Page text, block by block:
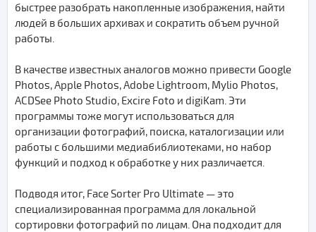
быстрее разобрать накопленные изображения, найти
людей в больших архивах и сократить объем ручной
работы.
В качестве известных аналогов можно привести Google
Photos, Apple Photos, Adobe Lightroom, Mylio Photos,
ACDSee Photo Studio, Excire Foto и digiKam. Эти
программы тоже могут использоваться для
организации фотографий, поиска, каталогизации или
работы с большими медиабиблиотеками, но набор
функций и подход к обработке у них различается.
Подводя итог, Face Sorter Pro Ultimate — это
специализированная программа для локальной
сортировки фотографий по лицам. Она подходит для